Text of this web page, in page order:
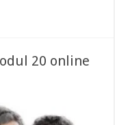
20 online